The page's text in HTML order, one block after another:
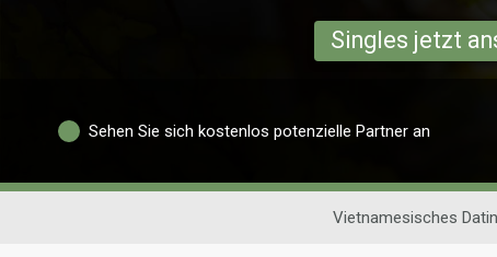
Singles jetzt
Sehen Sie sich kostenlos potenzielle Partner an
Vietnamesisches